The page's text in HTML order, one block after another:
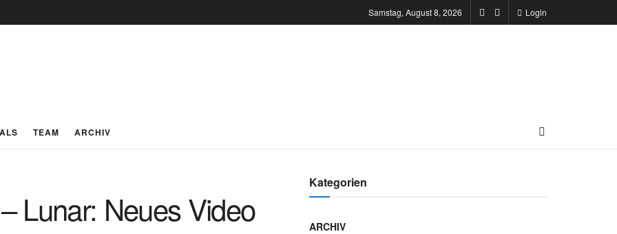
Samstag, August 8, 2026 Login
TEAM ARCHIV
Lunar: Neues Video
Kategorien
ARCHIV